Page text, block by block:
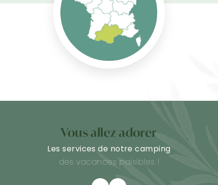
Vous allez adorer
Les services de notre camping
des vacances paisibles !